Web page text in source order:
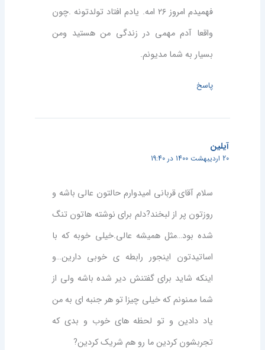
فهمیدم امروز ۲۶ امه. یادم افتاد تولدتونه .چون
واقعا آدم مهمی در زندگی من هستید ومن
بسیار به شما مدیونم.
پاسخ
آیلین
20 اردیبهشت 1400 در 19:40
سلام آقای قربانی امیدوارم حالتون عالی باشه و
روزتون پر از لبخند?دلم برای نوشته هاتون تنگ
شده بود…مثل همیشه عالی.خیلی خوبه که با
اساتیدتون اینجور رابطه ی خوبی دارین…و
اینکه شاید برای گفتنش دیر شده باشه ولی از
شما ممنونم که خیلی چیزا تو هر جنبه ای به من
یاد دادین و تو لحظه های خوب و بدی که
تجربشون کردین ما رو هم شریک کردین?